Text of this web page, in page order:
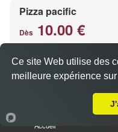
Pizza pacific
Dès 10.00 €
Base crème fraîche,
Accueil
Ce site Web utilise des
meilleure expérience